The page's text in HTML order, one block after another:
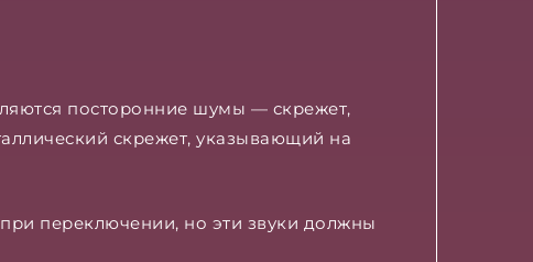
посторонние шумы — скрежет,
скрежет, указывающий на
переключении, но эти звуки должны